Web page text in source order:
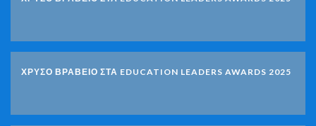
ΧΡΥΣΟ ΒΡΑΒΕΙΟ ΣΤΑ EDUCATION LEADERS AWARDS 2025